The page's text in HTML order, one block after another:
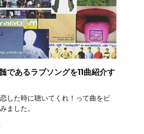
であるラブソングを11曲紹介す
した時に聴いてくれ！って曲をピ
ました。